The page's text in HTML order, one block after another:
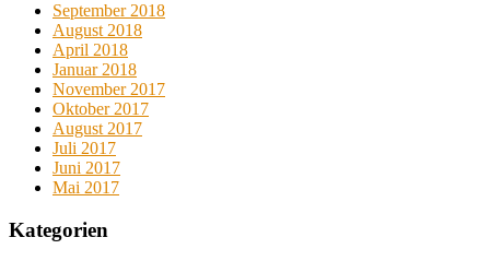
September 2018
August 2018
April 2018
Januar 2018
November 2017
Oktober 2017
August 2017
Juli 2017
Juni 2017
Mai 2017
Kategorien